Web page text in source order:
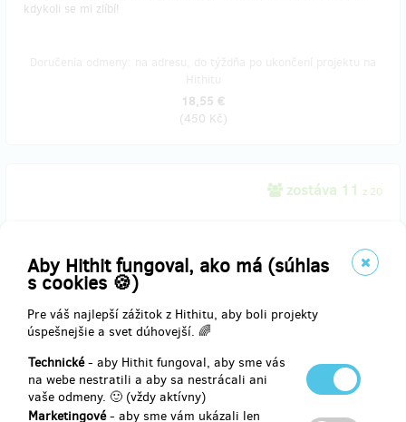
Aby Hithit fungoval, ako má (súhlas
s cookies 🍪)
Pre váš najlepší zážitok z Hithitu, aby boli projekty
úspešnejšie a svet dúhovejší. 🌈
Technické- aby Hithit fungoval, aby sme vás
na webe nestratili a aby sa nestrácali ani
vaše odmeny. 🙂 (vždy aktívny)
Marketingové- aby sme vám ukázali len
kdykoli se mi zlíbí!
18,55 €
(450 Kč)
zostáva 11 z 20
sníst buchtu, kterou mi tým upekl a opít se vínem z jižní Moravy
Workshop proběhne na konci listopadu v Brně.
Doručenia odmeny: nešpecifikované
20,61 €
( 500 Kč)